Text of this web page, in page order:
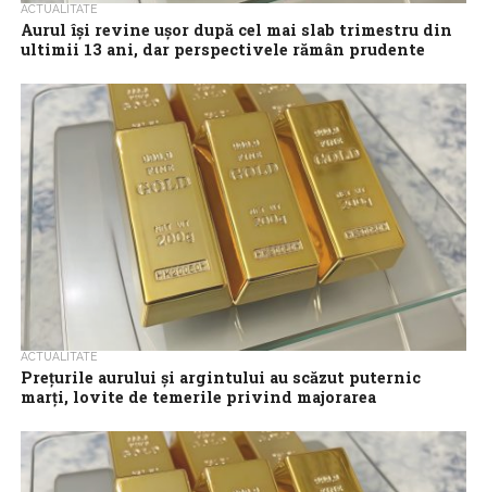
ACTUALITATE
Aurul îşi revine uşor după cel mai slab trimestru din
ultimii 13 ani, dar perspectivele rămân prudente
metalul preţios a încheiat al doilea trimestru din 2026 cu cea...
ACTUALITATE
Preţurile aurului şi argintului au scăzut puternic
marţi, lovite de temerile privind majorarea
Preţurile aurului şi argintului au înregistrat scăderi puternice
marţi, pe fondul vânzărilor masive de pe pieţele financiare şi al
temerilor că Rezerva...